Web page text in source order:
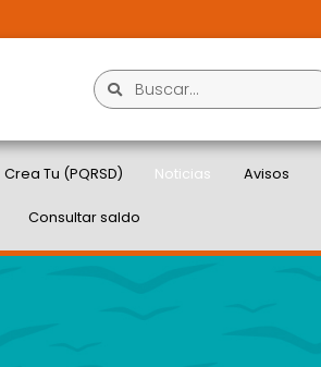
Crea Tu (PQRSD) Noticias Avisos
Consultar saldo